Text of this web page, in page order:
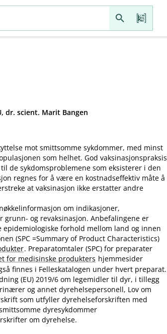
dr. scient. Marit Bangen
mot smittsomme sykdommer, med minst
som helhet. God vaksinasjonspraksis
de sykdomsproblemene som eksisterer i den
regnes for å være en kostnadseffektiv måte å
at vaksinasjon ikke erstatter andre
om indikasjoner,
og revaksinasjon. Anbefalingene er
forhold mellom land og innen
(SPC =Summary of Product Characteristics)
. Preparatomtaler (SPC) for preparater
for medisinske produkters hjemmesider
finnes i Felleskatalogen under hvert preparat.
(EU) 2019/6 om legemidler til dyr, i tillegg
og annet dyrehelsepersonell, Lov om
som utfyller dyrehelseforskriften med
dyresykdommer
om dyrehelse.